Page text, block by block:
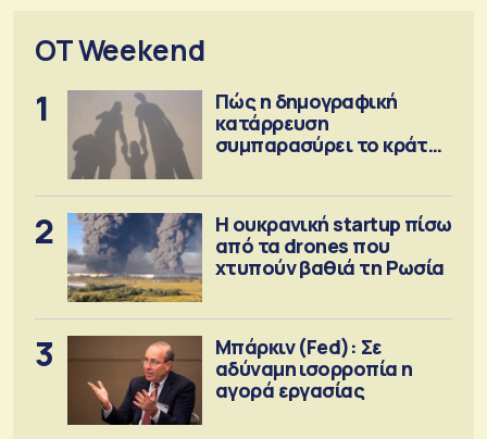
OT Weekend
1
Πώς η δημογραφική
κατάρρευση
συμπαρασύρει το κράτος
2
Η ουκρανική startup πίσω
από τα drones που
χτυπούν βαθιά τη Ρωσία
3
Μπάρκιν (Fed): Σε
αδύναμη ισορροπία η
αγορά εργασίας